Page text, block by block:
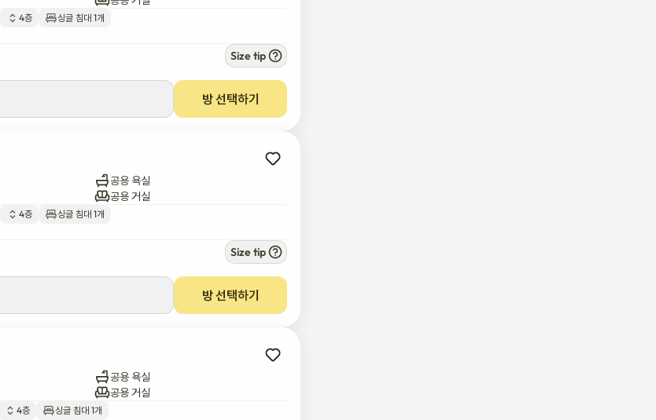
4층 싱글 침대 1개
Size tip
방 선택하기
공용 욕실
공용 거실
4층 싱글 침대 1개
Size tip
방 선택하기
공용 욕실
공용 거실
4층 싱글 침대 1개